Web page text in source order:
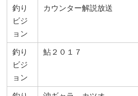
釣り
ビジ
ョン
カウンター解説放送
釣り
ビジ
ョン
鮎２０１７